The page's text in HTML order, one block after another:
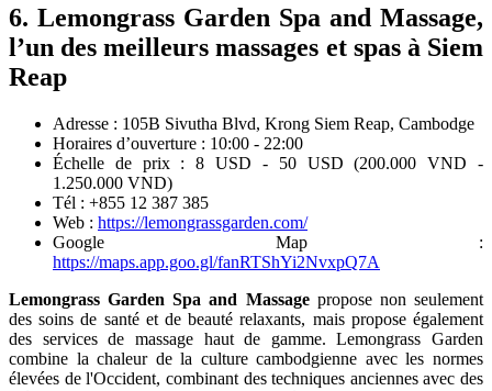
m'a servi un délicieux thé et des fruits frais. J'ai apprécié l'expérience
chaleureuse et relaxante de cemassage et spa à Siem Reap.” -
Emma L.